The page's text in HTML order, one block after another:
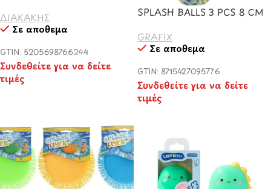
ΔΙΑΚΑΚΗΣ
Σε απόθεμα
GTIN: 5205698766244
Συνδεθείτε για να δείτε
τιμές
SPLASH BALLS 3 PCS 8 CM
GRAFIX
Σε απόθεμα
GTIN: 8715427095776
Συνδεθείτε για να δείτε
τιμές